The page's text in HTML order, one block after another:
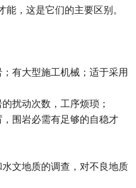
，这是它们的主要区别。
有大型施工机械；适于采用
扰动次数，工序烦琐；
，围岩必需有足够的自稳才
文地质的调查，对不良地质